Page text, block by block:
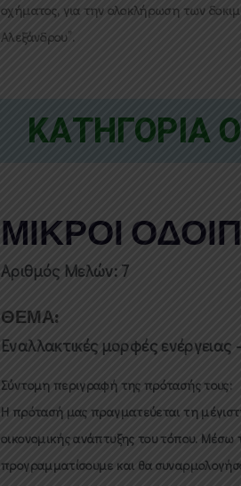
οχήματος, για την ολοκλήρωση των
Αλεξάνδρου”.
ΚΑΤΗΓΟΡΙΑ
ΜΙΚΡΟΙ
Αριθμός Μελών: 7
ΘΕΜΑ:
Εναλλακτικές μορφές
Σύντομη περιγραφή της πρότασής τους:
Η πρότασή μας πραγματεύεται τη
οικονομικής ανάπτυξης του τόπου.
προγραμματίσουμε και θα